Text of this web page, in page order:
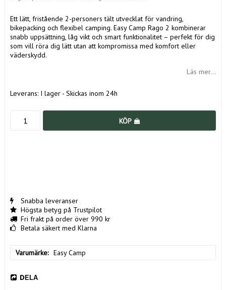
Ett lätt, fristående 2-personers tält utvecklat för vandring,
bikepacking och flexibel camping. Easy Camp Rago 2 kombinerar
snabb uppsättning, låg vikt och smart funktionalitet – perfekt för dig
som vill röra dig lätt utan att kompromissa med komfort eller
väderskydd.
Läs mer...
Leverans: I lager - Skickas inom 24h
KÖP
Snabba leveranser
Högsta betyg på Trustpilot
Fri frakt på order över 990 kr
Betala säkert med Klarna
Varumärke Easy Camp
DELA